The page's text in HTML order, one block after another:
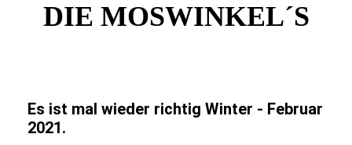
DIE MOSWINKEL´S
Es ist mal wieder richtig Winter - Februar
2021.